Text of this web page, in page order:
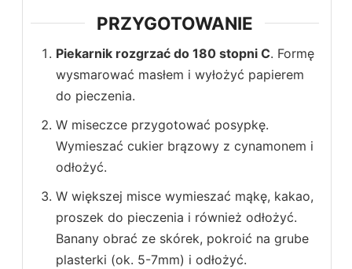
PRZYGOTOWANIE
Piekarnik rozgrzać do 180 stopni C. Formę
wysmarować masłem i wyłożyć papierem
do pieczenia.
W miseczce przygotować posypkę.
Wymieszać cukier brązowy z cynamonem i
odłożyć.
W większej misce wymieszać mąkę, kakao,
proszek do pieczenia i również odłożyć.
Banany obrać ze skórek, pokroić na grube
plasterki (ok. 5-7mm) i odłożyć.